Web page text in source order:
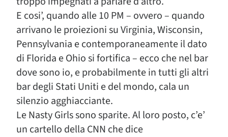
E cosi’, quando alle 10 PM – ovvero – quando
arrivano le proiezioni su Virginia, Wisconsin,
Pennsylvania e contemporaneamente il dato
di Florida e Ohio si fortifica – ecco che nel bar
dove sono io, e probabilmente in tutti gli altri
bar degli Stati Uniti e del mondo, cala un
silenzio agghiacciante.
Le Nasty Girls sono sparite. Al loro posto, c’e’
un cartello della CNN che dice